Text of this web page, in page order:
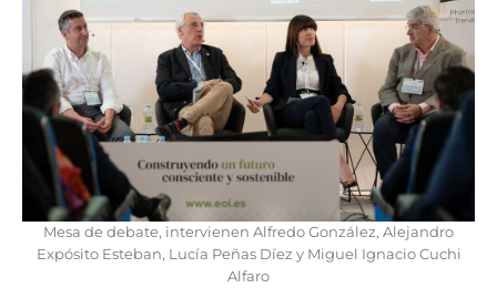
Mesa de debate, intervienen Alfredo González, Alejandro
Expósito Esteban, Lucía Peñas Díez y Miguel Ignacio Cuchi
Alfaro